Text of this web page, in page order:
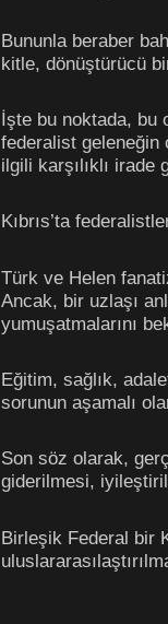
Bununla beraber
kitle, dönüştürücü
İşte bu noktada, bu
federalist geleneğin
ilgili karşılıklı irade
Kıbrıs’ta
Türk ve Helen
Ancak, bir uzlaşı
yumuşatmalarını
Eğitim, sağlık,
sorunun aşamalı
Son söz olarak,
giderilmesi,
Birleşik Federal bir